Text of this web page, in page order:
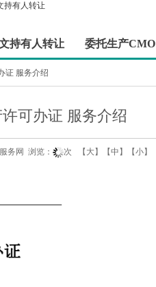
持有人转让
持有人转让 委托生产CMO
证 服务介绍
可办证 服务介绍
务网 浏览： 次 【 大】【中 】【小】